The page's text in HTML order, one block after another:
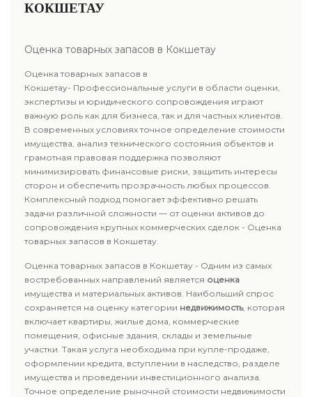
КОКШЕТАУ
Оценка товарных запасов в Кокшетау
Оценка товарных запасов в
Кокшетау- Профессиональные услуги в области оценки,
экспертизы и юридического сопровождения играют
важную роль как для бизнеса, так и для частных клиентов.
В современных условиях точное определение стоимости
имущества, анализ технического состояния объектов и
грамотная правовая поддержка позволяют
минимизировать финансовые риски, защитить интересы
сторон и обеспечить прозрачность любых процессов.
Комплексный подход помогает эффективно решать
задачи различной сложности — от оценки активов до
сопровождения крупных коммерческих сделок - Оценка
товарных запасов в Кокшетау.
Оценка товарных запасов в Кокшетау - Одним из самых
востребованных направлений является оценка
имущества и материальных активов. Наибольший спрос
сохраняется на оценку категории недвижимость, которая
включает квартиры, жилые дома, коммерческие
помещения, офисные здания, склады и земельные
участки. Такая услуга необходима при купле-продаже,
оформлении кредита, вступлении в наследство, разделе
имущества и проведении инвестиционного анализа.
Точное определение рыночной стоимости недвижимости